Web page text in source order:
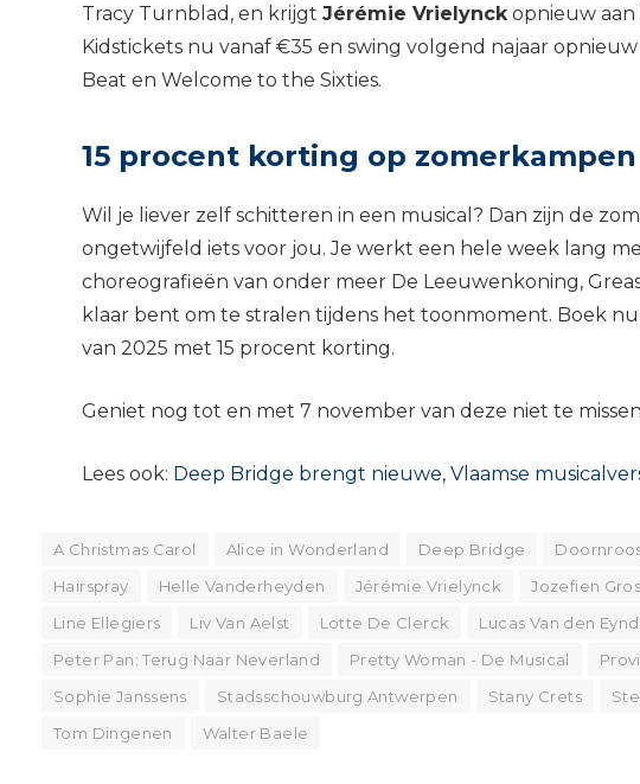
Tracy Turnblad, en krijgt Jérémie Vrielynckopnieuw aan
Kidstickets nu vanaf €35 en swing volgend najaar
Beat en Welcome to the Sixties.
15 procent korting op zomerkampen
Wil je liever zelf schitteren in een musical? Dan zijn de
ongetwijfeld iets voor jou. Je werkt een hele week lang
choreografieën van onder meer De Leeuwenkoning,
klaar bent om te stralen tijdens het toonmoment. Boek
van 2025 met 15 procent korting.
Geniet nog tot en met 7 november van deze niet te missen
Lees ook: Deep Bridge brengt nieuwe, Vlaamse
A Christmas Carol Alice in Wonderland Deep Bridge
Hairspray
Helle Vanderheyden Jérémie Vrielynck Jozefien
Line Ellegiers
Liv Van Aelst Lotte De Clerck Lucas Van den
Peter Pan: Terug Naar Neverland
Pretty Woman - De Musical
Sophie Janssens
Stadsschouwburg Antwerpen Stany Crets
Tom Dingenen
Walter Baele